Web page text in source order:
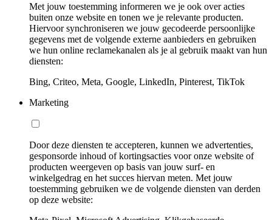
Met jouw toestemming informeren we je ook over acties
buiten onze website en tonen we je relevante producten.
Hiervoor synchroniseren we jouw gecodeerde persoonlijke
gegevens met de volgende externe aanbieders en gebruiken
we hun online reclamekanalen als je al gebruik maakt van hun
diensten:
Bing, Criteo, Meta, Google, LinkedIn, Pinterest, TikTok
Marketing
Door deze diensten te accepteren, kunnen we advertenties,
gesponsorde inhoud of kortingsacties voor onze website of
producten weergeven op basis van jouw surf- en
winkelgedrag en het succes hiervan meten. Met jouw
toestemming gebruiken we de volgende diensten van derden
op deze website: